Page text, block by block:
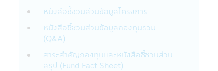
Financial Group เช่น
• แนะนำสินค้าและบริการทางการเงิน เช่น
หน่วยลงทุนกองทุนรวมที่อยู่ในความสนใจของ
ท่าน
• ประเมินและดำเนินการโปรแกรมประยุกต์ที่
สอดคล้องกับสินค้าและบริการทางการเงิน เช่น
หนังสือชี้ชวนส่วนข้อมูลโครงการ
หนังสือชี้ชวนส่วนข้อมูลกองทุนรวม
(Q&A)
สาระสำคัญกองทุนและหนังสือชี้ชวนส่วน
สรุป (Fund Fact Sheet)